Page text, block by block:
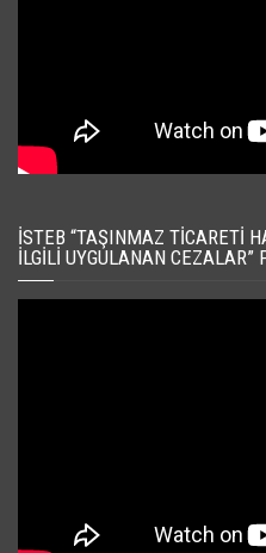
İSTEB “TAŞINMAZ TICARETI
İLGILI UYGULANAN CEZALAR”